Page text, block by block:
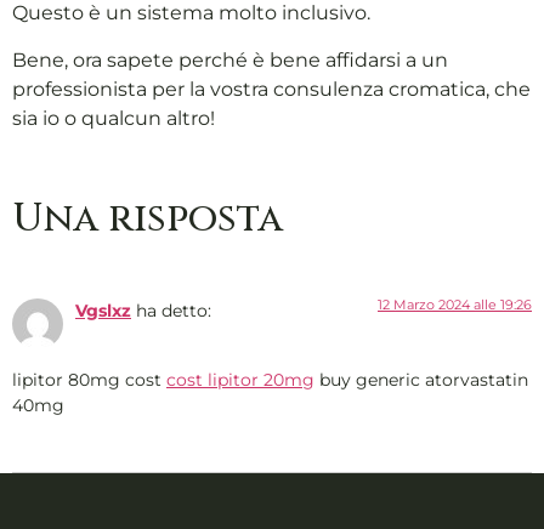
Questo è un sistema molto inclusivo.
Bene, ora sapete perché è bene affidarsi a un
professionista per la vostra consulenza cromatica, che
sia io o qualcun altro!
Una risposta
Vgslxz ha detto: 12 Marzo 2024 alle 19:26
lipitor 80mg cost cost lipitor 20mg buy generic atorvastatin
40mg